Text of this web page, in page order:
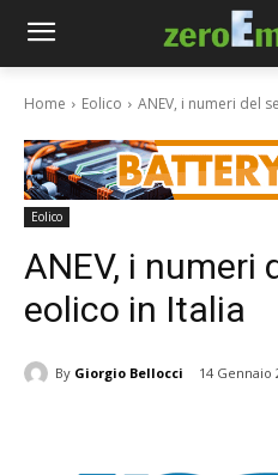
Home Eolico ANEV, i numeri del
Eolico
ANEV, i numeri
eolico in Italia
By Giorgio Bellocci 14 Gennaio